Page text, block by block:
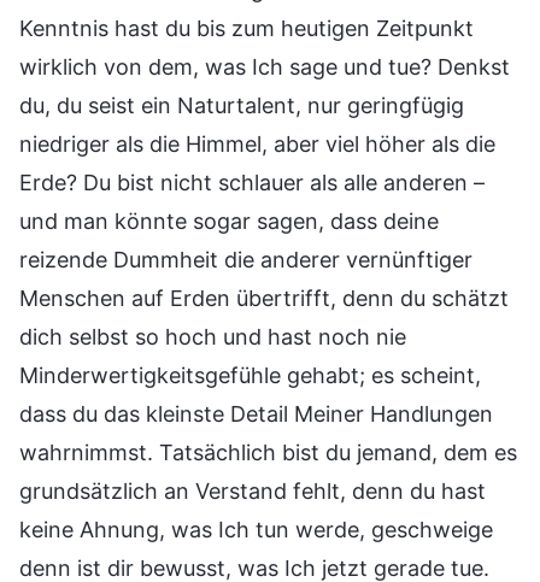
Kenntnis hast du bis zum heutigen Zeitpunkt
wirklich von dem, was Ich sage und tue? Denkst
du, du seist ein Naturtalent, nur geringfügig
niedriger als die Himmel, aber viel höher als die
Erde? Du bist nicht schlauer als alle anderen –
und man könnte sogar sagen, dass deine
reizende Dummheit die anderer vernünftiger
Menschen auf Erden übertrifft, denn du schätzt
dich selbst so hoch und hast noch nie
Minderwertigkeitsgefühle gehabt; es scheint,
dass du das kleinste Detail Meiner Handlungen
wahrnimmst. Tatsächlich bist du jemand, dem es
grundsätzlich an Verstand fehlt, denn du hast
keine Ahnung, was Ich tun werde, geschweige
denn ist dir bewusst, was Ich jetzt gerade tue.